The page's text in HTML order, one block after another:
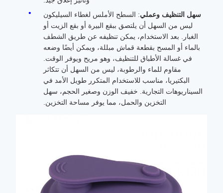
سهل التنظيف وعملي: السطح الأملس لغطاء السيليكون
ليس من السهل أن يلتصق ببقع البيرة أو بقع الزيت أو
الغبار. بعد الاستخدام، يمكن تنظيفه عن طريق الشطف
بالماء أو المسح بقطعة قماش مبللة، ويمكن أيضًا وضعه
في غسالة الأطباق للتنظيف، وهو مريح ويوفر الوقت.
مقاوم للماء والرطوبة، ليس من السهل أن تتكاثر
البكتيريا، مناسب للاستخدام المتكرر طويل الأمد في
السيناريوهات التجارية. خفيف الوزن وصغير الحجم، سهل
التخزين والحمل، مما يوفر مساحة التخزين.